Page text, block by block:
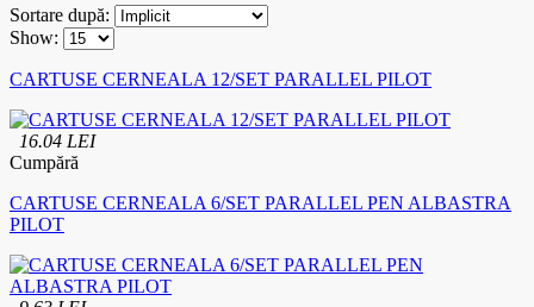
Sortare după:
Show:
CARTUSE CERNEALA 12/SET PARALLEL PILOT
16.04 LEI
Cumpără
CARTUSE CERNEALA 6/SET PARALLEL PEN ALBASTRA
PILOT